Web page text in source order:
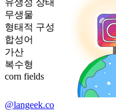
유생성 상태
무생물
형태적 구성
합성어
가산
복수형
corn fields
@langeek.co